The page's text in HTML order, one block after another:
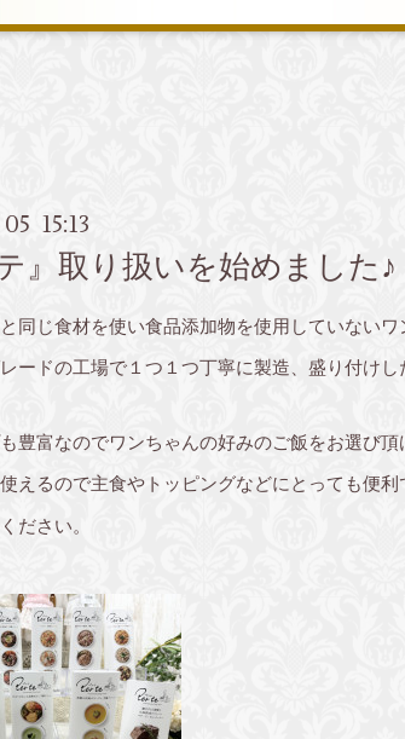
05 15:13
』取り扱いを始めました♪
同じ食材を使い食品添加物を使用していないワ
ードの工場で１つ１つ丁寧に製造、盛り付け
豊富なのでワンちゃんの好みのご飯をお選び頂
えるので主食やトッピングなどにとっても便利
ださい。